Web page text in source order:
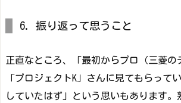
6. 振り返って思うこと
正直なところ、「最初からプロ（三菱の
「プロジェクトK」さんに見てもらって
していたはず」という思いもあります。